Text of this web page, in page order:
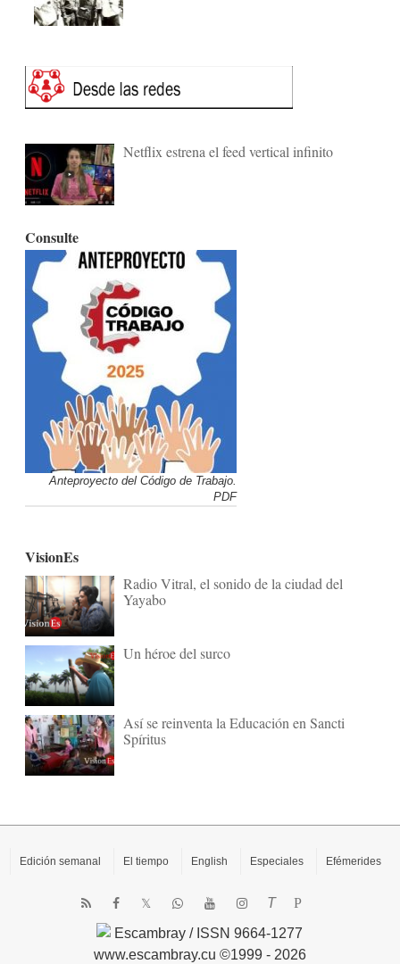
Netflix estrena el feed vertical infinito
Consulte
Anteproyecto del Código de Trabajo.
PDF
VisionEs
Radio Vitral, el sonido de la ciudad del
Yayabo
Un héroe del surco
Así se reinventa la Educación en Sancti
Spíritus
Edición semanal El tiempo English Especiales Efémerides
T P
Escambray / ISSN 9664-1277
www.escambray.cu ©1999 - 2026